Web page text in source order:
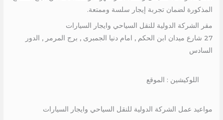
المذكورة لضمان تجربة إيجار سلسة وممتعة.
مقر الشركة الدولية للنقل السياحي وايجار السيارات
27 شارع ميدان ابن الحكم , امام دنيا الجمبرى , برج المرمر , الدور
السادس
اللوكيشين : الموقع
مواعيد عمل الشركة الدولية للنقل السياحي وايجار السيارات